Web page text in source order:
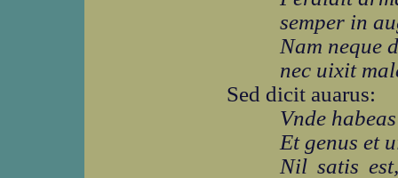
semper in
Nam neque
nec uixit
Sed dicit auarus:
Vnde
Et genus et
Nil satis